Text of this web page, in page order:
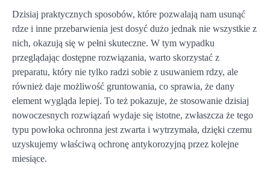
Dzisiaj praktycznych sposobów, które pozwalają nam usunąć
rdze i inne przebarwienia jest dosyć dużo jednak nie wszystkie z
nich, okazują się w pełni skuteczne. W tym wypadku
przeglądając dostępne rozwiązania, warto skorzystać z
preparatu, który nie tylko radzi sobie z usuwaniem rdzy, ale
również daje możliwość gruntowania, co sprawia, że dany
element wygląda lepiej. To też pokazuje, że stosowanie dzisiaj
nowoczesnych rozwiązań wydaje się istotne, zwłaszcza że tego
typu powłoka ochronna jest zwarta i wytrzymała, dzięki czemu
uzyskujemy właściwą ochronę antykorozyjną przez kolejne
miesiące.